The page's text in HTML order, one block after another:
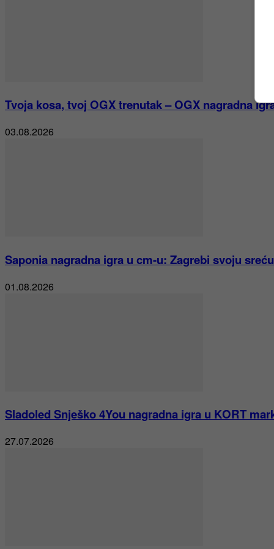
Tvoja kosa, tvoj OGX trenutak – OGX nagradna
03.08.2026
Saponia nagradna igra u cm-u: Zagrebi svoju sreću
01.08.2026
Sladoled Snješko 4You nagradna igra u KORT
27.07.2026